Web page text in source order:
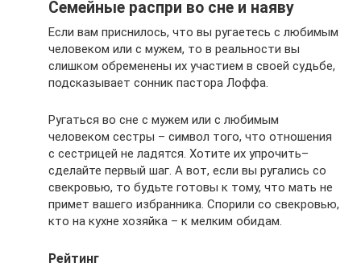
Семейные распри во сне и наяву
Если вам приснилось, что вы ругаетесь с любимым
человеком или с мужем, то в реальности вы
слишком обременены их участием в своей судьбе,
подсказывает сонник пастора Лоффа.
Ругаться во сне с мужем или с любимым
человеком сестры – символ того, что отношения
с сестрицей не ладятся. Хотите их упрочить–
сделайте первый шаг. А вот, если вы ругались со
свекровью, то будьте готовы к тому, что мать не
примет вашего избранника. Спорили со свекровью,
кто на кухне хозяйка – к мелким обидам.
Рейтинг